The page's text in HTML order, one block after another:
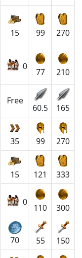
15 99 270
0
77 210
Free
60.5 165
35 99 270
15 121 333
0
110 300
70 55 150